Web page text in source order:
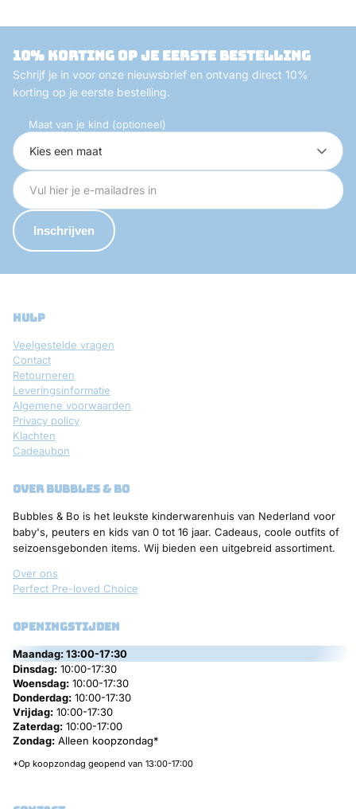
10% korting op je eerste bestelling
Schrijf je in voor onze nieuwsbrief en ontvang direct 10%
korting op je eerste bestelling.
Maat van je kind (optioneel)
Inschrijven
hulp
Veelgestelde vragen
Contact
Retourneren
Leveringsinformatie
Algemene voorwaarden
Privacy policy
Klachten
Cadeaubon
over bubbles & bo
Bubbles & Bo is het leukste kinderwarenhuis van Nederland voor
baby's, peuters en kids van 0 tot 16 jaar. Cadeaus, coole outfits of
seizoensgebonden items. Wij bieden een uitgebreid assortiment.
Over ons
Perfect Pre-loved Choice
openingstijden
Maandag:13:00-17:30
Dinsdag: 10:00-17:30
Woensdag: 10:00-17:30
Donderdag: 10:00-17:30
Vrijdag: 10:00-17:30
Zaterdag: 10:00-17:00
Zondag: Alleen koopzondag*
*Op koopzondag geopend van 13:00-17:00